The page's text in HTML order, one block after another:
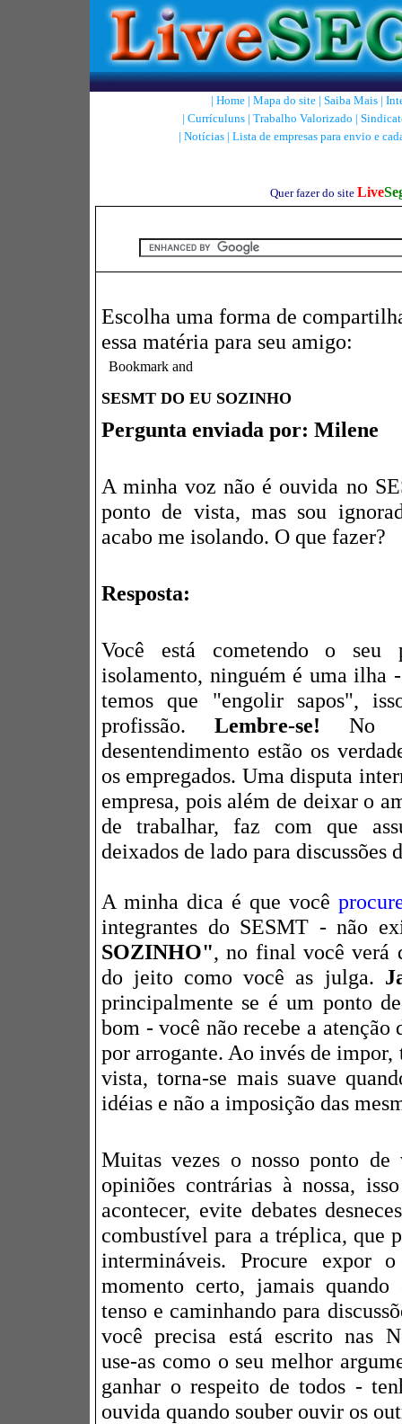
| Home| Mapa do site| Saiba Mais|
| Currículuns| Trabalho Valorizado |
| Notícias | Lista de empresas para envio e
Quer fazer do site Live
Escolha uma forma de
essa matéria para seu amigo:
SESMT DO EU SOZINHO
Pergunta enviada por: Milene
A minha voz não é ouvida no
ponto de vista, mas sou
acabo me isolando. O que fazer?
Resposta:
Você está cometendo o
isolamento, ninguém é uma ilha
temos que "engolir sapos",
profissão. Lembre-se! No
desentendimento estão os
os empregados. Uma disputa
empresa, pois além de deixar o
de trabalhar, faz com que
deixados de lado para discussões
A minha dica é que você
integrantes do SESMT - não
SOZINHO", no final você verá
do jeito como você as julga.
principalmente se é um ponto
bom - você não recebe a atenção
por arrogante. Ao invés de impor,
vista, torna-se mais suave
idéias e não a imposição das
Muitas vezes o nosso ponto
opiniões contrárias à nossa,
acontecer, evite debates
combustível para a tréplica, que
intermináveis. Procure expor
momento certo, jamais
tenso e caminhando para
você precisa está escrito nas
use-as como o seu melhor
ganhar o respeito de todos -
ouvida quando souber ouvir os